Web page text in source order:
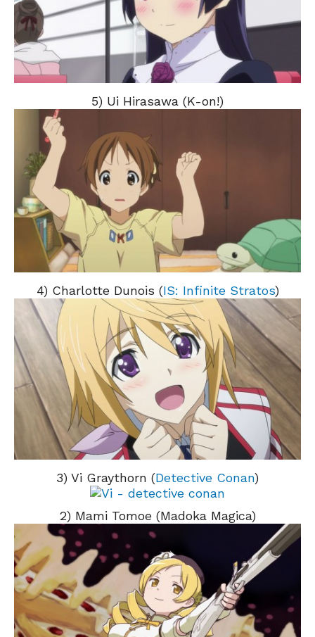
5) Ui Hirasawa (K-on!)
4) Charlotte Dunois (IS: Infinite Stratos)
3) Vi Graythorn (Detective Conan)
2) Mami Tomoe (Madoka Magica)